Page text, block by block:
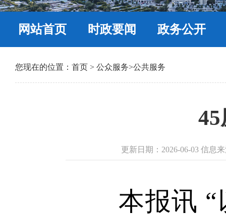
网站首页 时政要闻 政务公开
您现在的位置： 首页 > 公众服务>公共服务
更新日期：2026-06-03 信息
本报讯 “以